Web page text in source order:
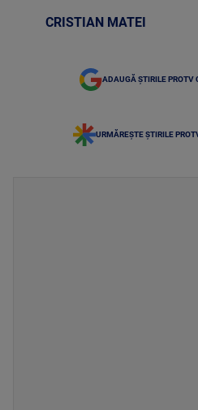
CRISTIAN MATEI
ADAUGĂ ȘTIRILE PROTV
URMĂREȘTE ȘTIRILE